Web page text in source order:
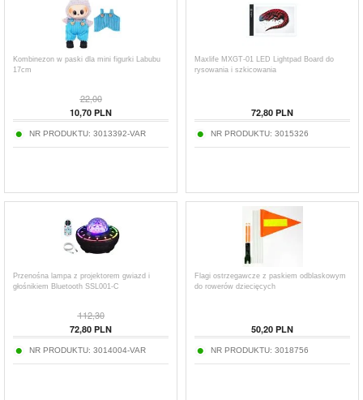
Kombinezon w paski dla mini figurki Labubu
17cm
22,00
10,70 PLN
NR PRODUKTU: 3013392-VAR
Maxlife MXGT-01 LED Lightpad Board do
rysowania i szkicowania
72,80 PLN
NR PRODUKTU: 3015326
Przenośna lampa z projektorem gwiazd i
głośnikiem Bluetooth SSL001-C
112,30
72,80 PLN
NR PRODUKTU: 3014004-VAR
Flagi ostrzegawcze z paskiem odblaskowym
do rowerów dziecięcych
50,20 PLN
NR PRODUKTU: 3018756